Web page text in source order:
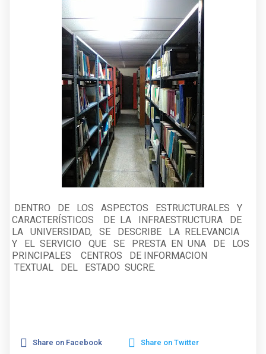
DENTRO DE LOS ASPECTOS ESTRUCTURALES Y
CARACTERÍSTICOS DE LA INFRAESTRUCTURA DE
LA UNIVERSIDAD, SE DESCRIBE LA RELEVANCIA
Y EL SERVICIO QUE SE PRESTA EN UNA DE LOS
PRINCIPALES CENTROS DE INFORMACION
TEXTUAL DEL ESTADO SUCRE.
Share on Facebook Share on Twitter